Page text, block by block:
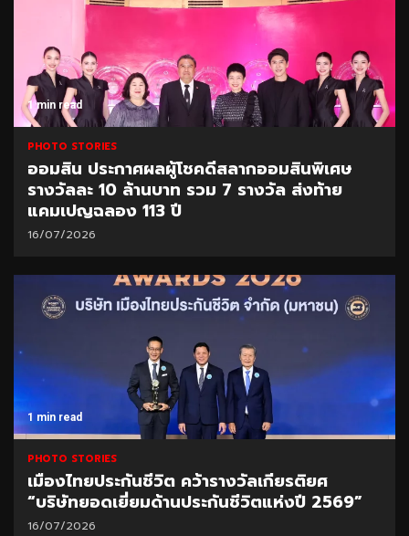
1 min read
PHOTO STORIES
ออมสิน ประกาศผลผู้โชคดีสลากออมสินพิเศษ
รางวัลละ 10 ล้านบาท รวม 7 รางวัล ส่งท้าย
แคมเปญฉลอง 113 ปี
16/07/2026
1 min read
PHOTO STORIES
เมืองไทยประกันชีวิต คว้ารางวัลเกียรติยศ
“บริษัทยอดเยี่ยมด้านประกันชีวิตแห่งปี 2569”
16/07/2026